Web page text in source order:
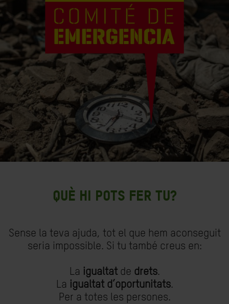
QUÈ HI POTS FER TU?
Sense la teva ajuda, tot el que hem aconseguit
seria impossible. Si tu també creus en:
La igualtatde drets.
La igualtat d’oportunitats.
Per a totes les persones.